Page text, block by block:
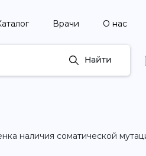
Врачи О нас
Найти
наличия соматической